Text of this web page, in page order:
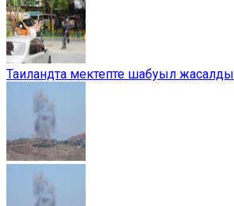
Таиландта мектепте шабуыл жасалды